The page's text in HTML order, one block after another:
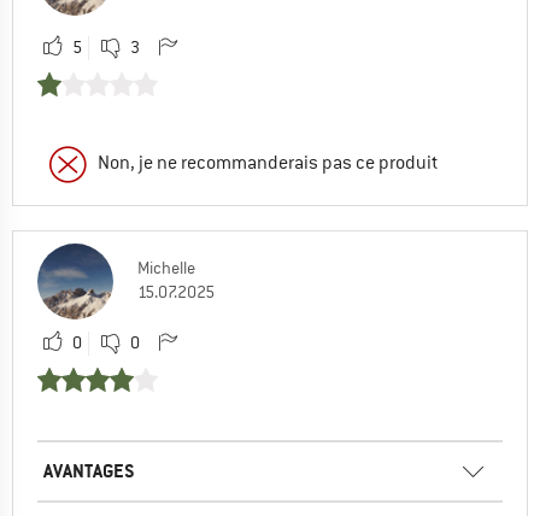
5 3
Non, je ne recommanderais pas ce produit
Michelle
15.07.2025
0 0
AVANTAGES